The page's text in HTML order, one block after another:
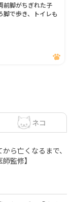
前脚がちぎれた子
で歩き、トイレも
ネコ
ら亡くなるまで、
監修】